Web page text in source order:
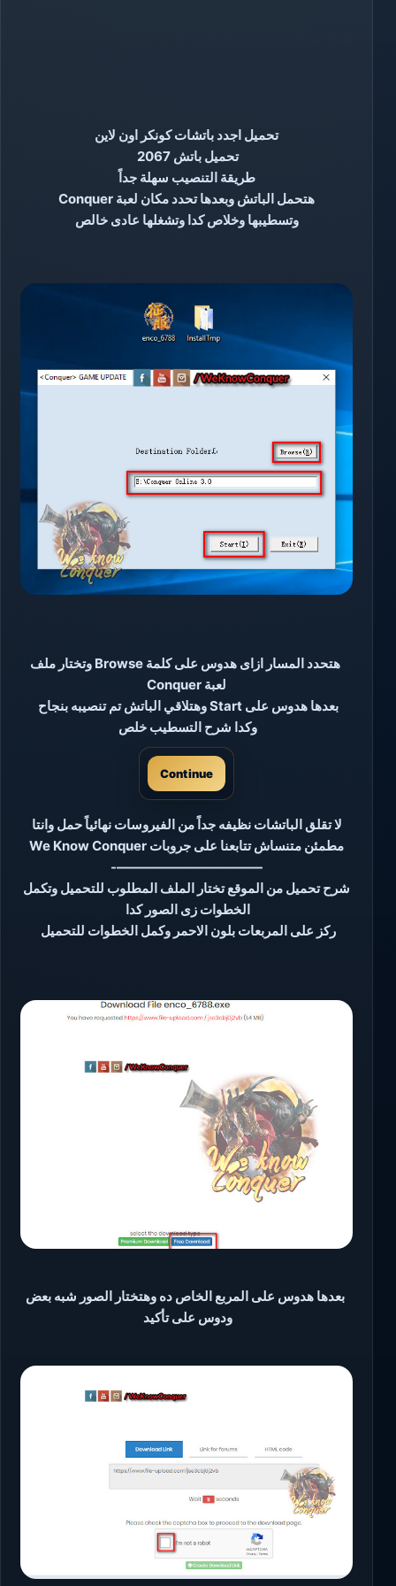
تحميل اجدد باتشات كونكر اون لاين
تحميل باتش 2067
طريقة التنصيب سهلة جداً
هتحمل الباتش وبعدها تحدد مكان لعبة Conquer
وتسطيبها وخلاص كدا وتشغلها عادى خالص
هتحدد المسار ازاى هدوس على كلمة Browse وتختار ملف
لعبة Conquer
بعدها هدوس على Start وهتلاقي الباتش تم تنصيبه بنجاح
وكدا شرح التسطيب خلص
Continue
لا تقلق الباتشات نظيفه جداً من الفيروسات نهائياً حمل وانتا
مطمئن متنساش تتابعنا على جروبات We Know Conquer
———————————-
شرح تحميل من الموقع تختار الملف المطلوب للتحميل وتكمل
الخطوات زى الصور كدا
ركز على المربعات بلون الاحمر وكمل الخطوات للتحميل
بعدها هدوس على المربع الخاص ده وهتختار الصور شبه بعض
ودوس على تأكيد